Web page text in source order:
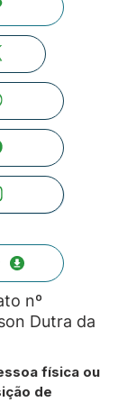
nº
Dutra da
física ou
de